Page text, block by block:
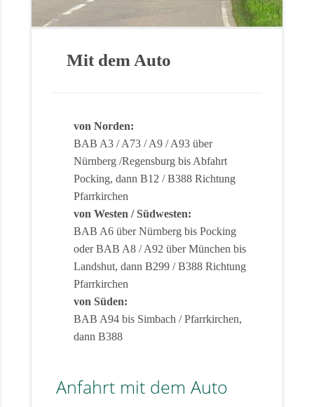
Mit dem Auto
von Norden:
BAB A3 / A73 / A9 / A93 über
Nürnberg /Regensburg bis Abfahrt
Pocking, dann B12 / B388 Richtung
Pfarrkirchen
von Westen / Südwesten:
BAB A6 über Nürnberg bis Pocking
oder BAB A8 / A92 über München bis
Landshut, dann B299 / B388 Richtung
Pfarrkirchen
von Süden:
BAB A94 bis Simbach / Pfarrkirchen,
dann B388
Anfahrt mit dem Auto